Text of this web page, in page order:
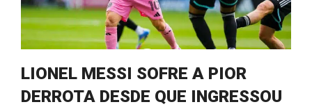
LIONEL MESSI SOFRE A PIOR
DERROTA DESDE QUE INGRESSOU